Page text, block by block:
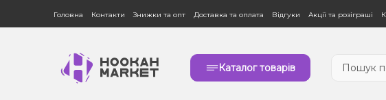
Головна Контакти Знижки та опт Доставка та оплата Відгуки Акції та розіграші
Каталог товарів